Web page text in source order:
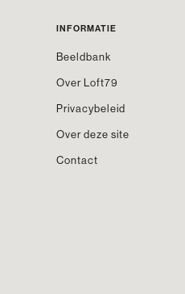
INFORMATIE
Beeldbank
Over Loft79
Privacybeleid
Over deze site
Contact